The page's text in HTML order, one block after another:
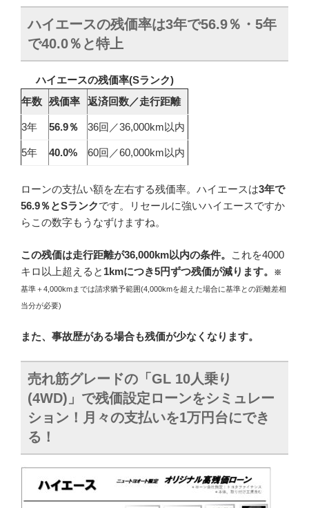
ハイエースの残価率は3年で56.9％・5年
で40.0％と特上
ハイエースの残価率(Sランク)
年数 残価率 返済回数／走行距離
3年 56.9％ 36回／36,000km以内
5年 40.0% 60回／60,000km以内
ローンの支払い額を左右する残価率。ハイエースは3年で
56.9％とSランクです。リセールに強いハイエースですか
らこの数字もうなずけますね。
この残価は走行距離が36,000km以内の条件。
これを4000
キロ以上超えると 1kmにつき5円ずつ残価が減ります。
※
基準＋4,000kmまでは請求猶予範囲(4,000kmを超えた場合に基準との距離差相
当分が必要)
また、事故歴がある場合も残価が少なくなります。
売れ筋グレードの「GL 10人乗り
(4WD)」で残価設定ローンをシミュレー
ション！月々の支払いを1万円台にでき
る！